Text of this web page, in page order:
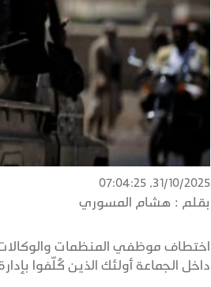
31/10/2025, 07:04:25
بقلم : هشام المسوري
اختطاف موظفي المنظمات
داخل الجماعة أولئك الذين كُلّفوا